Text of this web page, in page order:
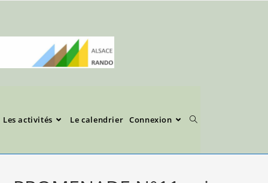
Les activités Le calendrier Connexion